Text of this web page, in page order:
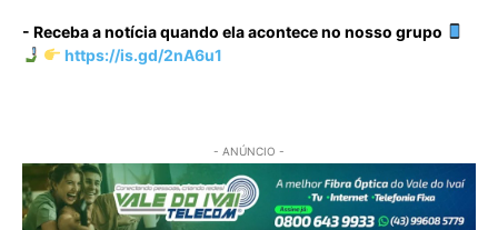
- Receba a notícia quando ela acontece no nosso grupo
https://is.gd/2nA6u1
- ANÚNCIO -